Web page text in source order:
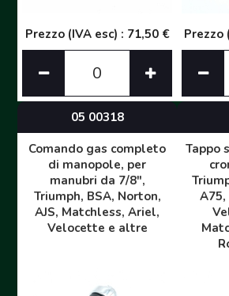
Prezzo (IVA esc) : 71,50 € Prezzo
05 00318
Comando gas completo
di manopole, per
manubri da 7/8",
Triumph, BSA, Norton,
AJS, Matchless, Ariel,
Velocette e altre
Tappo